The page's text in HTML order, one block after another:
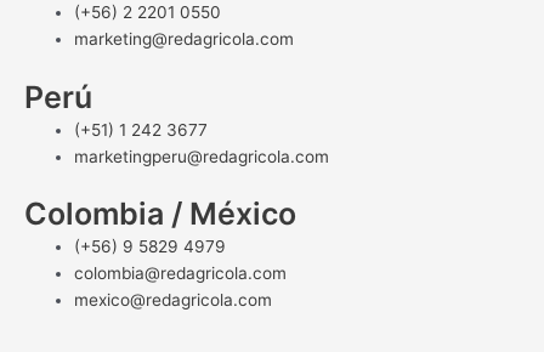
(+56) 2 2201 0550
marketing@redagricola.com
Perú
(+51) 1 242 3677
marketingperu@redagricola.com
Colombia / México
(+56) 9 5829 4979
colombia@redagricola.com
mexico@redagricola.com